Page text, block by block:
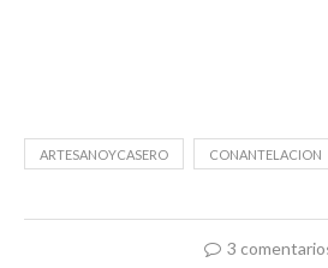
ARTESANOYCASERO CONANTELACION
3